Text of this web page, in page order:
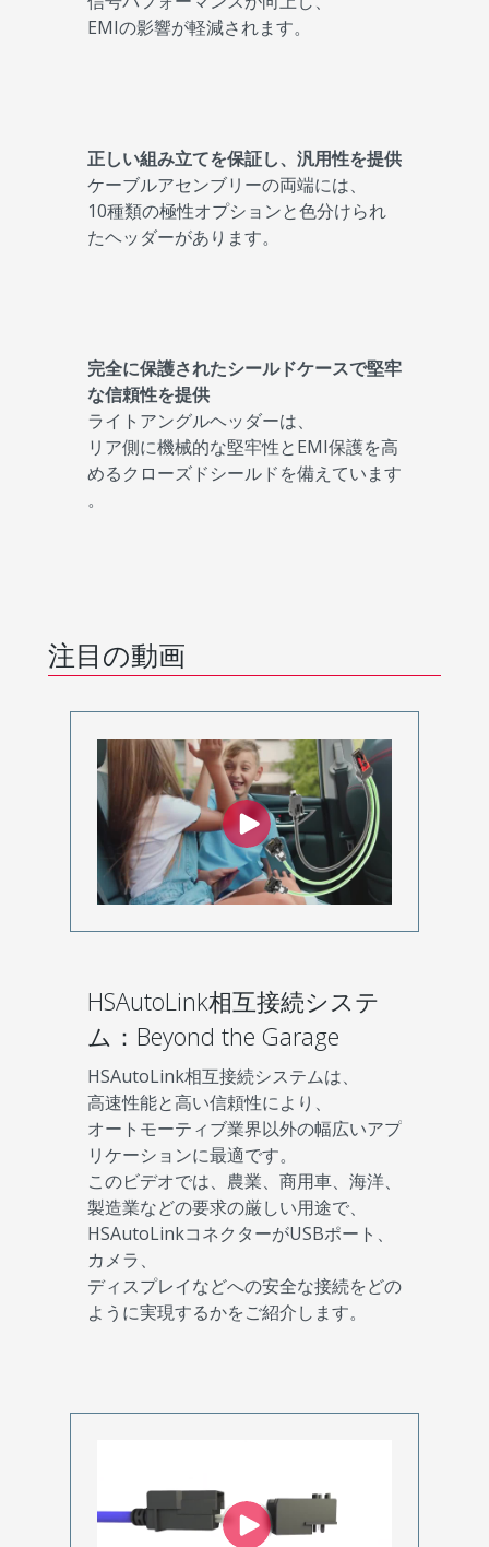
EMIの影響が軽減されます。
正しい組み立てを保証し、汎用性を提供
ケーブルアセンブリーの両端には、
10種類の極性オプションと色分けられ
たヘッダーがあります。
完全に保護されたシールドケースで堅牢
な信頼性を提供
ライトアングルヘッダーは、
リア側に機械的な堅牢性とEMI保護を高
めるクローズドシールドを備えています
。
注目の動画
HSAutoLink相互接続システ
ム：Beyond the Garage
HSAutoLink相互接続システムは、
高速性能と高い信頼性により、
オートモーティブ業界以外の幅広いアプ
リケーションに最適です。
このビデオでは、農業、商用車、海洋、
製造業などの要求の厳しい用途で、
HSAutoLinkコネクターがUSBポート、
カメラ、
ディスプレイなどへの安全な接続をどの
ように実現するかをご紹介します。